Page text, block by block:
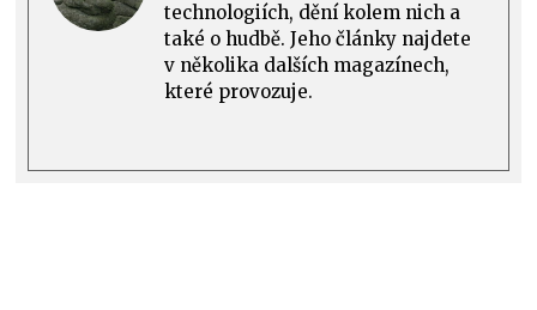
technologiích, dění kolem nich a
také o hudbě. Jeho články najdete
v několika dalších magazínech,
které provozuje.